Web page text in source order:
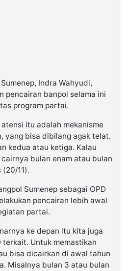
Indra Wahyudi,
pencairan banpol selama ini
program partai.
itu adalah mekanisme
yang bisa dibilang agak telat.
kedua atau ketiga. Kalau
bulan enam atau bulan
(20/11).
Sumenep sebagai OPD
pencairan lebih awal
partai.
ke depan itu kita juga
terkait. Untuk memastikan
bisa dicairkan di awal tahun
Misalnya bulan 3 atau bulan